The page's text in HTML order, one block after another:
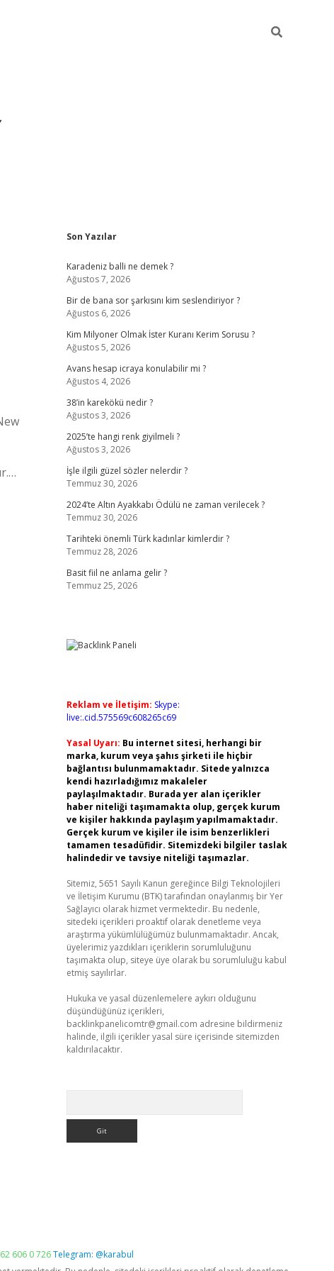
Sidebar
Son Yazılar
Karadeniz balli ne demek ?
Ağustos 7, 2026
Bir de bana sor şarkısını kim seslendiriyor ?
Ağustos 6, 2026
Kim Milyoner Olmak İster Kuranı Kerim Sorusu ?
Ağustos 5, 2026
Avans hesap icraya konulabilir mi ?
Ağustos 4, 2026
38’in karekökü nedir ?
Ağustos 3, 2026
2025’te hangi renk giyilmeli ?
Ağustos 3, 2026
İşle ilgili güzel sözler nelerdir ?
Temmuz 30, 2026
2024’te Altın Ayakkabı Ödülü ne zaman verilecek ?
Temmuz 30, 2026
Tarihteki önemli Türk kadınlar kimlerdir ?
Temmuz 28, 2026
Basit fiil ne anlama gelir ?
Temmuz 25, 2026
Reklam ve İletişim: Skype:
live:.cid.575569c608265c69
Yasal Uyarı: Bu internet sitesi, herhangi bir
marka, kurum veya şahıs şirketi ile hiçbir
bağlantısı bulunmamaktadır. Sitede yalnızca
kendi hazırladığımız makaleler
paylaşılmaktadır. Burada yer alan içerikler
haber niteliği taşımamakta olup, gerçek kurum
ve kişiler hakkında paylaşım yapılmamaktadır.
Gerçek kurum ve kişiler ile isim benzerlikleri
tamamen tesadüfidir. Sitemizdeki bilgiler taslak
halindedir ve tavsiye niteliği taşımazlar.
Sitemiz, 5651 Sayılı Kanun gereğince Bilgi Teknolojileri
ve İletişim Kurumu (BTK) tarafından onaylanmış bir Yer
Sağlayıcı olarak hizmet vermektedir. Bu nedenle,
sitedeki içerikleri proaktif olarak denetleme veya
araştırma yükümlülüğümüz bulunmamaktadır. Ancak,
üyelerimiz yazdıkları içeriklerin sorumluluğunu
taşımakta olup, siteye üye olarak bu sorumluluğu kabul
etmiş sayılırlar.
Hukuka ve yasal düzenlemelere aykırı olduğunu
düşündüğünüz içerikleri,
backlinkpanelicomtr@gmail.com adresine bildirmeniz
halinde, ilgili içerikler yasal süre içerisinde sitemizden
kaldırılacaktır.
606 0 726Telegram: @karabul